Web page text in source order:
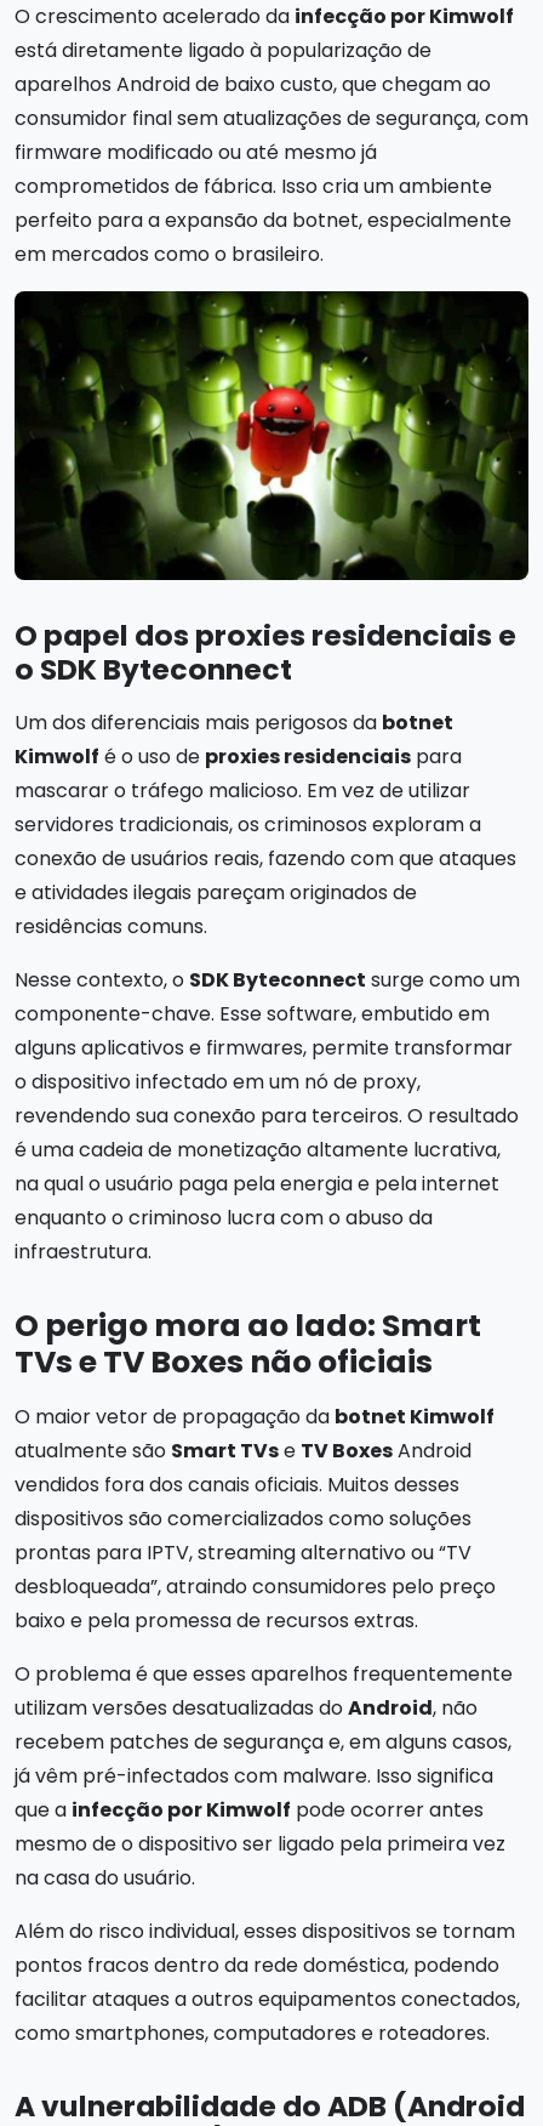
O crescimento acelerado da infecção por Kimwolf
está diretamente ligado à popularização de
aparelhos Android de baixo custo, que chegam ao
consumidor final sem atualizações de segurança, com
firmware modificado ou até mesmo já
comprometidos de fábrica. Isso cria um ambiente
perfeito para a expansão da botnet, especialmente
em mercados como o brasileiro.
O papel dos proxies residenciais e
o SDK Byteconnect
Um dos diferenciais mais perigosos da botnet
Kimwolf é o uso de proxies residenciais para
mascarar o tráfego malicioso. Em vez de utilizar
servidores tradicionais, os criminosos exploram a
conexão de usuários reais, fazendo com que ataques
e atividades ilegais pareçam originados de
residências comuns.
Nesse contexto, o SDK Byteconnect surge como um
componente-chave. Esse software, embutido em
alguns aplicativos e firmwares, permite transformar
o dispositivo infectado em um nó de proxy,
revendendo sua conexão para terceiros. O resultado
é uma cadeia de monetização altamente lucrativa,
na qual o usuário paga pela energia e pela internet
enquanto o criminoso lucra com o abuso da
infraestrutura.
O perigo mora ao lado: Smart
TVs e TV Boxes não oficiais
O maior vetor de propagação da botnet Kimwolf
atualmente são Smart TVse TV BoxesAndroid
vendidos fora dos canais oficiais. Muitos desses
dispositivos são comercializados como soluções
prontas para IPTV, streaming alternativo ou “TV
desbloqueada”, atraindo consumidores pelo preço
baixo e pela promessa de recursos extras.
O problema é que esses aparelhos frequentemente
utilizam versões desatualizadas doAndroid, não
recebem patches de segurança e, em alguns casos,
já vêm pré-infectados com malware. Isso significa
que a infecção por Kimwolf pode ocorrer antes
mesmo de o dispositivo ser ligado pela primeira vez
na casa do usuário.
Além do risco individual, esses dispositivos se tornam
pontos fracos dentro da rede doméstica, podendo
facilitar ataques a outros equipamentos conectados,
como smartphones, computadores e roteadores.
A vulnerabilidade do ADB (Android